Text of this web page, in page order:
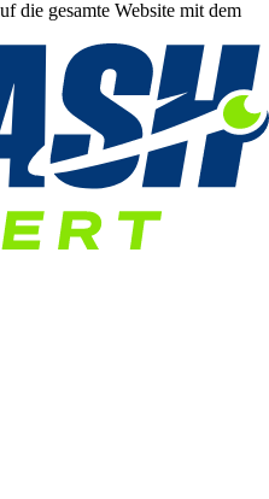
die gesamte Website mit dem